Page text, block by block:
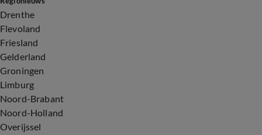
Drenthe
Flevoland
Friesland
Gelderland
Groningen
Limburg
Noord-Brabant
Noord-Holland
Overijssel